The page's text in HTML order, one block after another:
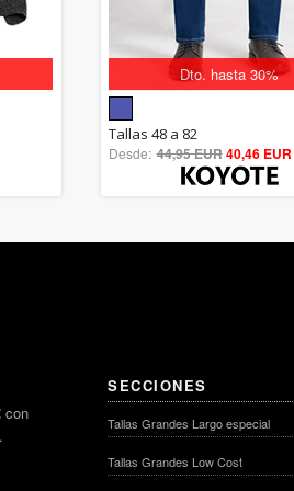
Dto. hasta 30%
5.00
out of 5
Tallas 48 a 82
Desde: 44,95 EUR40,46 EUR
con
SECCIONES
Tallas Grandes Largo especial
Tallas Grandes Low Cost